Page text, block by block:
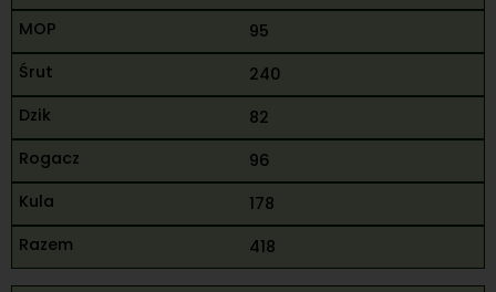
95
240
82
96
178
418